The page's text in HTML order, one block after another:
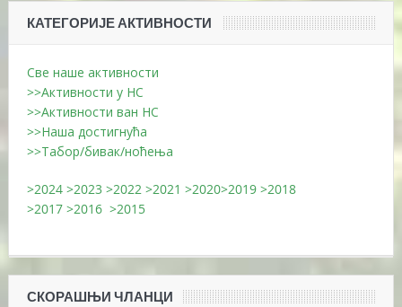
КАТЕГОРИЈЕ АКТИВНОСТИ
Све наше активности
>>Активности у НС
>>Активности ван НС
>>Наша достигнућа
>>Табор/бивак/ноћења
>2024 >2023 >2022 >2021 >2020>2019 >2018
>2017 >2016 >2015
СКОРАШЊИ ЧЛАНЦИ